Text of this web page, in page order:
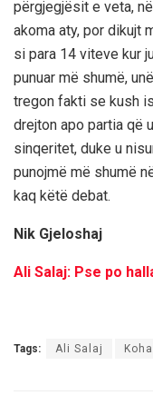
përgjegjësit e veta,
akoma aty, por dikujt
si para 14 viteve kur
punuar më shumë,
tregon fakti se kush
drejton apo partia që
sinqeritet, duke u
punojmë më shumë
kaq këtë debat.
Nik Gjeloshaj
Ali Salaj: Pse po
Tags: Ali Salaj